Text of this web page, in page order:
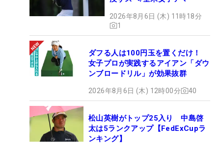
2026年8月6日 (木) 11時18分
1
ダフる人は100円玉を置くだけ！
女子プロが実践するアイアン「ダウ
ンブロードリル」が効果抜群
2026年8月6日 (木) 12時00分 40
松山英樹がトップ25入り 中島啓
太は5ランクアップ【FedExCupラ
ンキング】